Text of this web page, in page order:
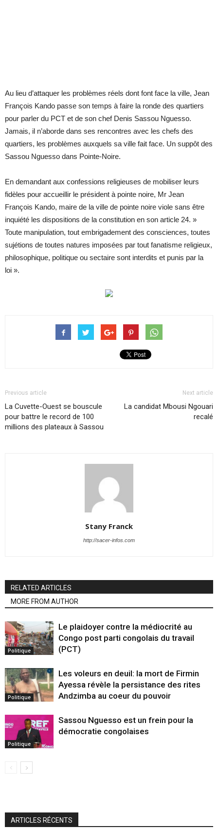
Au lieu d’attaquer les problèmes réels dont font face la ville, Jean
François Kando passe son temps à faire la ronde des quartiers
pour parler du PCT et de son chef Denis Sassou Nguesso.
Jamais, il n’aborde dans ses rencontres avec les chefs des
quartiers, les problèmes auxquels sa ville fait face. Un suppôt des
Sassou Nguesso dans Pointe-Noire.
En demandant aux confessions religieuses de mobiliser leurs
fidèles pour accueillir le président à pointe noire, Mr Jean
François Kando, maire de la ville de pointe noire viole sans être
inquiété les dispositions de la constitution en son article 24. »
Toute manipulation, tout embrigadement des consciences, toutes
sujétions de toutes natures imposées par tout fanatisme religieux,
philosophique, politique ou sectaire sont interdits et punis par la
loi ».
Previous article
La Cuvette-Ouest se bouscule
pour battre le record de 100
millions des plateaux à Sassou
Next article
La candidat Mbousi Ngouari
recalé
Stany Franck
http://sacer-infos.com
RELATED ARTICLES
MORE FROM AUTHOR
Politique
Le plaidoyer contre la médiocrité au
Congo post parti congolais du travail
(PCT)
Politique
Les voleurs en deuil: la mort de Firmin
Ayessa révèle la persistance des rites
Andzimba au coeur du pouvoir
Politique
Sassou Nguesso est un frein pour la
démocratie congolaises
ARTICLES RÉCENTS